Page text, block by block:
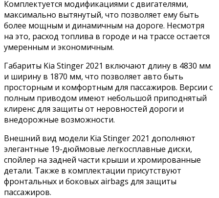
Комплектуется модификациями с двигателями,
максимально вытянутый, что позволяет ему быть
более мощным и динамичным на дороге. Несмотря
на это, расход топлива в городе и на трассе остается
умеренным и экономичным.
Габариты Kia Stinger 2021 включают длину в 4830 мм
и ширину в 1870 мм, что позволяет авто быть
просторным и комфортным для пассажиров. Версии с
полным приводом имеют небольшой приподнятый
клиренс для защиты от неровностей дороги и
внедорожные возможности.
Внешний вид модели Kia Stinger 2021 дополняют
элегантные 19-дюймовые легкосплавные диски,
спойлер на задней части крыши и хромированные
детали. Также в комплектации присутствуют
фронтальных и боковых airbags для защиты
пассажиров.